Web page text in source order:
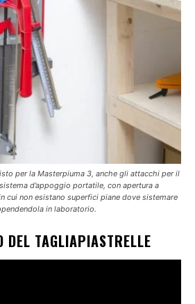
per la Masterpiuma 3, anche gli attacchi per il
d’appoggio portatile, con apertura a
cui non esistano superfici piane dove sistemare
in laboratorio.
DEL TAGLIAPIASTRELLE